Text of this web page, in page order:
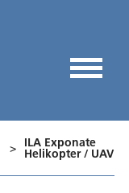
> ILA Exponate
Helikopter / UAV